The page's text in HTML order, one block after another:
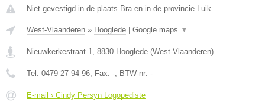
Niet gevestigd in de plaats Bra en in de provincie Luik.
West-Vlaanderen » Hooglede | Google maps ▼
Nieuwkerkestraat 1 8830 Hooglede (West-Vlaanderen)
Tel: 0479 27 94 96 , Fax: - , BTW-nr: -
E-mail › Cindy Persyn Logopediste